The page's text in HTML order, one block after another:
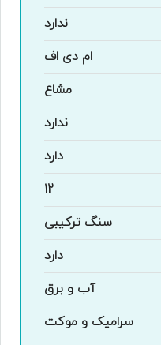
ندارد
ام دی اف
مشاع
ندارد
دارد
12
سنگ ترکیبی
دارد
آب و برق
سرامیک و موکت